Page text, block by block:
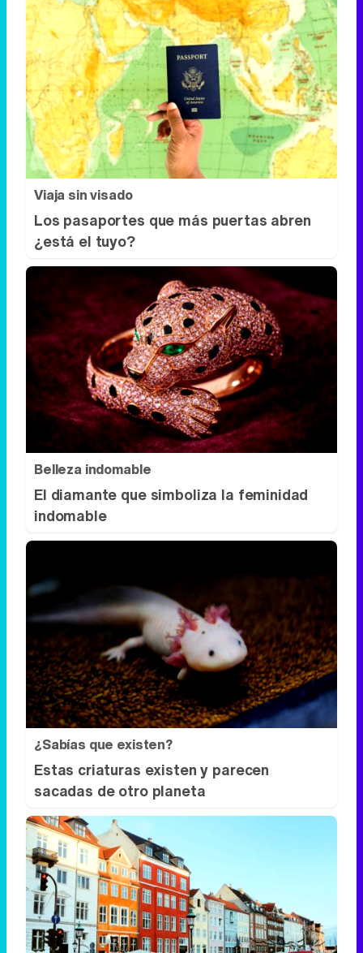
Viaja sin visado
Los pasaportes que más puertas abren
¿está el tuyo?
Belleza indomable
El diamante que simboliza la feminidad
indomable
¿Sabías que existen?
Estas criaturas existen y parecen
sacadas de otro planeta